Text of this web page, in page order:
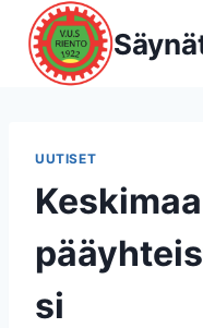
Siirry
sisältöön
UUTISET
si